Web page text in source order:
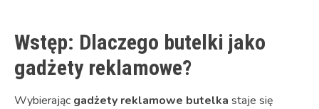
Wstęp: Dlaczego butelki jako
gadżety reklamowe?
Wybierając gadżety reklamowe butelka staje się